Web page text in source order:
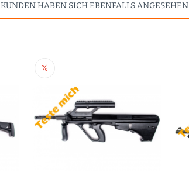
KUNDEN HABEN SICH EBENFALLS ANGESEHEN